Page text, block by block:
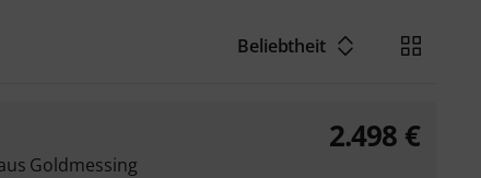
Beliebtheit
Goldmessing
2.498 €